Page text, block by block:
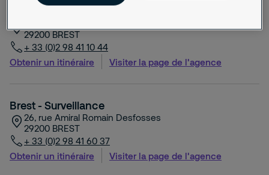
29200 BREST
+ 33 (0)2 98 41 10 44
Obtenir un itinéraire
Visiter la page de l'agence
Brest - Surveillance
26, rue Amiral Romain Desfosses
29200 BREST
+ 33 (0)2 98 41 60 37
Obtenir un itinéraire
Visiter la page de l'agence